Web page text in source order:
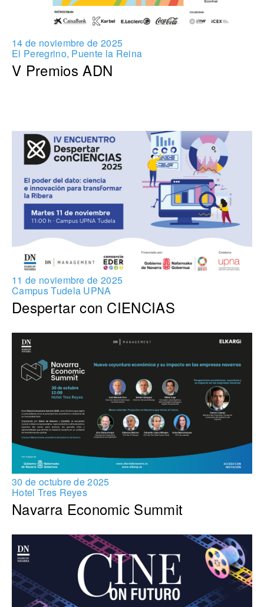
14 de noviembre de 2025
El Peregrino, Puente la Reina
V Premios ADN
11 de noviembre de 2025
Campus Tudela UPNA
Despertar con CIENCIAS
30 de octubre de 2025
Hotel Tres Reyes
Navarra Economic Summit